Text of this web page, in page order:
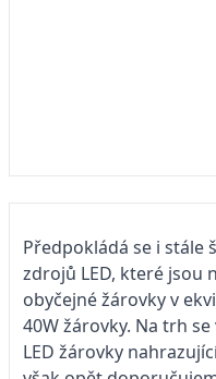
Předpokládá se i stále
zdrojů LED, které jsou
obyčejné žárovky v
40W žárovky. Na trh
LED žárovky